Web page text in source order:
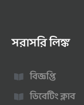
সরাসরি লিঙ্ক
বিজ্ঞপ্তি
ডিবেটিং ক্লাব